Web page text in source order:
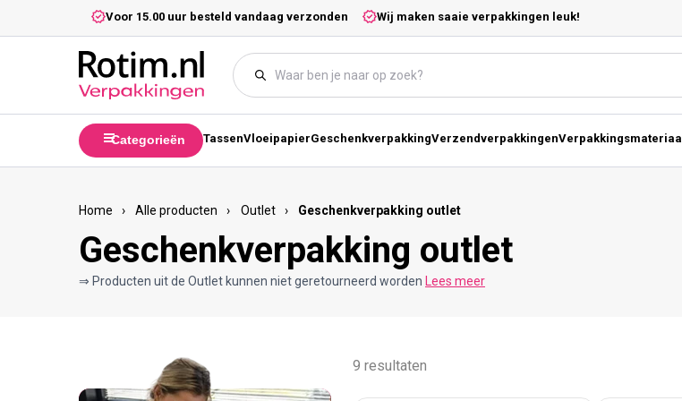
Meteen naar de contentVoor 15.00 uur besteld vandaag verzonden Wij maken saaie verpakkingen leuk!
Categorieën TassenVloeipapierGeschenkverpakkingVerzendverpakkingenVerpakkingsmateriaal
Home › Alle producten › Outlet › Geschenkverpakking outlet
Geschenkverpakking outlet
⇒ Producten uit de Outlet kunnen niet geretourneerd worden Lees meer
9 resultaten